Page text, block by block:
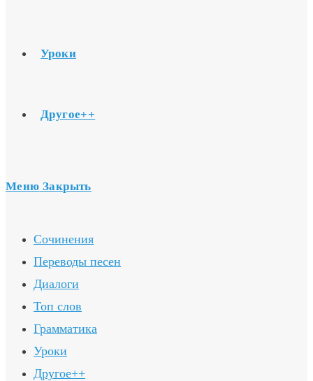
Уроки
Другое++
Меню Закрыть
Сочинения
Переводы песен
Диалоги
Топ слов
Грамматика
Уроки
Другое++